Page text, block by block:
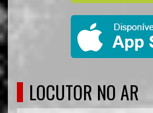
LOCUTOR NO AR